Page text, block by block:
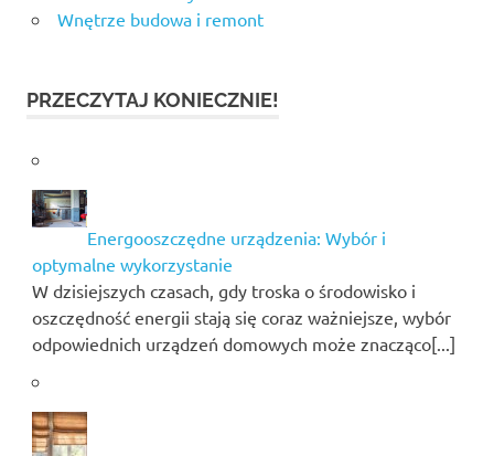
Wnętrze budowa i remont
PRZECZYTAJ KONIECZNIE!
Energooszczędne urządzenia: Wybór i
optymalne wykorzystanie
W dzisiejszych czasach, gdy troska o środowisko i
oszczędność energii stają się coraz ważniejsze, wybór
odpowiednich urządzeń domowych może znacząco[...]